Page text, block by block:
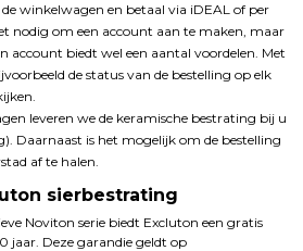
winkelwagen en betaal via iDEAL of per
nodig om een account aan te maken, maar
account biedt wel een aantal voordelen. Met
de status van de bestelling op elk
leveren we de keramische bestrating bij u
Daarnaast is het mogelijk om de bestelling
af te halen.
sierbestrating
Noviton serie biedt Excluton een gratis
jaar. Deze garandie geldt op